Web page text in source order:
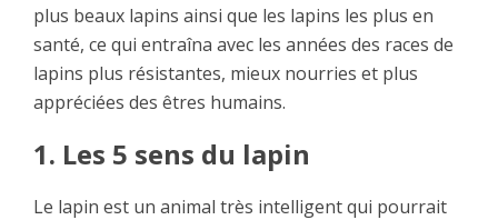
plus beaux lapins ainsi que les lapins les plus en
santé, ce qui entraîna avec les années des races de
lapins plus résistantes, mieux nourries et plus
appréciées des êtres humains.
1. Les 5 sens du lapin
Le lapin est un animal très intelligent qui pourrait